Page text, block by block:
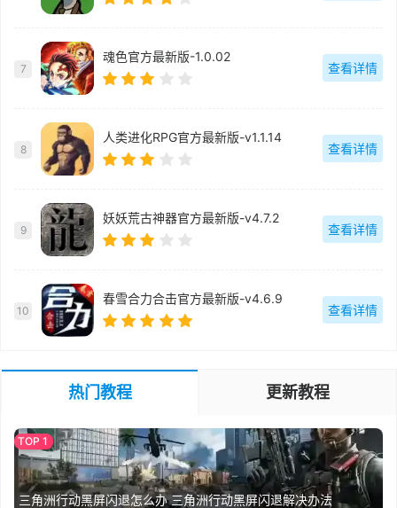
7
魂色官方最新版-1.0.02
查看详情
8
人类进化RPG官方最新版-v1.1.14
查看详情
9
妖妖荒古神器官方最新版-v4.7.2
查看详情
10
春雪合力合击官方最新版-v4.6.9
查看详情
热门教程 更新教程
三角洲行动黑屏闪退怎么办 三角洲行动黑屏闪退解决办法